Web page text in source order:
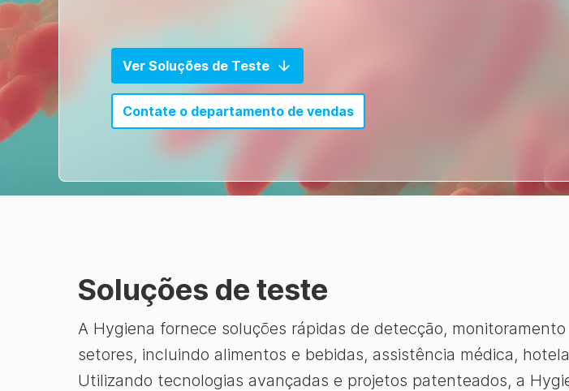
Ver Soluções de Teste
Contate o departamento de vendas
Soluções de teste
A Hygiena fornece soluções rápidas de detecção,
setores, incluindo alimentos e bebidas, assistência médica,
Utilizando tecnologias avançadas e projetos patenteados, a